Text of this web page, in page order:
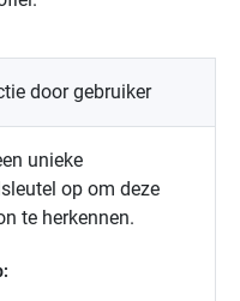
door gebruiker
unieke
op om deze
te herkennen.